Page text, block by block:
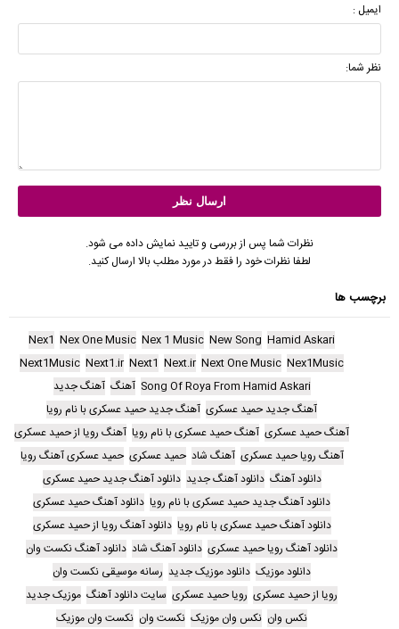
ایمیل :
نظر شما:
نظرات شما پس از بررسی و تایید نمایش داده می شود.
لطفا نظرات خود را فقط در مورد مطلب بالا ارسال کنید.
برچسب ها
Hamid Askari
New Song
Nex 1 Music
Nex One Music
Nex1
Nex1Music
Next One Music
Next.ir
Next1
Next1.ir
Next1Music
Song Of Roya From Hamid Askari آهنگ آهنگ جدید
آهنگ جدید حمید عسکری آهنگ جدید حمید عسکری با نام رویا
آهنگ حمید عسکری آهنگ حمید عسکری با نام رویا آهنگ رویا از حمید عسکری
آهنگ رویا حمید عسکری آهنگ شاد حمید عسکری حمید عسکری آهنگ رویا
دانلود آهنگ دانلود آهنگ جدید دانلود آهنگ جدید حمید عسکری
دانلود آهنگ جدید حمید عسکری با نام رویا دانلود آهنگ حمید عسکری
دانلود آهنگ حمید عسکری با نام رویا دانلود آهنگ رویا از حمید عسکری
دانلود آهنگ رویا حمید عسکری دانلود آهنگ شاد دانلود آهنگ نکست وان
دانلود موزیک دانلود موزیک جدید رسانه موسیقی نکست وان
رویا از حمید عسکری رویا حمید عسکری سایت دانلود آهنگ موزیک جدید
نکس وان نکس وان موزیک نکست وان نکست وان موزیک